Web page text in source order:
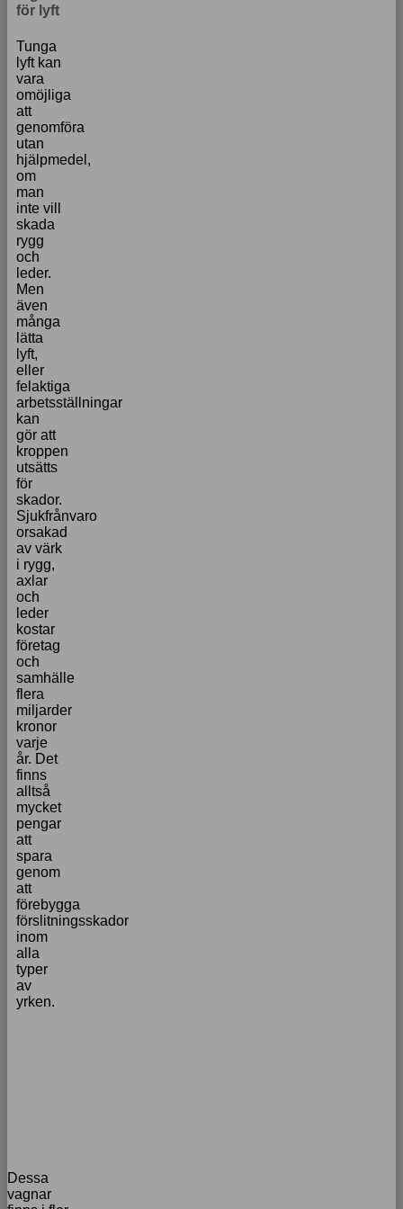
för lyft
Tunga
lyft kan
vara
omöjliga
att
genomföra
utan
hjälpmedel,
om
man
inte vill
skada
rygg
och
leder.
Men
även
många
lätta
lyft,
eller
felaktiga
arbetsställningar
kan
gör att
kroppen
utsätts
för
skador.
Sjukfrånvaro
orsakad
av värk
i rygg,
axlar
och
leder
kostar
företag
och
samhälle
flera
miljarder
kronor
varje
år. Det
finns
alltså
mycket
pengar
att
spara
genom
att
förebygga
förslitningsskador
inom
alla
typer
av
yrken.
Dessa
vagnar